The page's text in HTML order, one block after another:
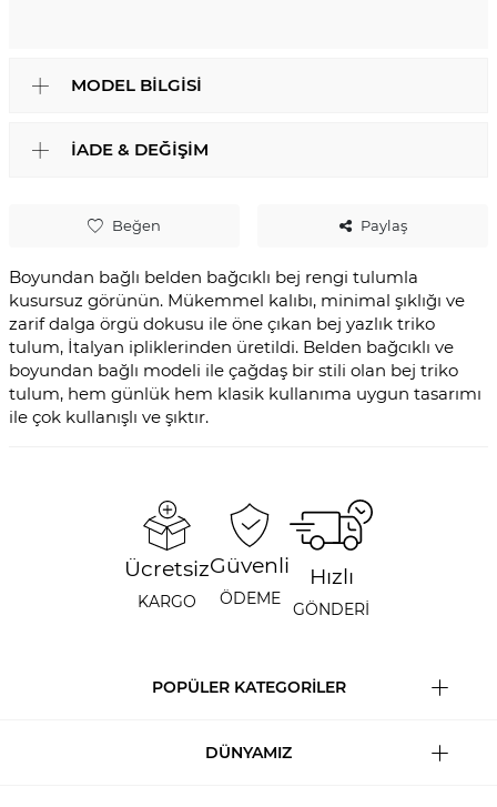
Beğen Paylaş
Boyundan bağlı belden bağcıklı bej rengi tulumla
kusursuz görünün. Mükemmel kalıbı, minimal şıklığı ve
zarif dalga örgü dokusu ile öne çıkan bej yazlık triko
tulum, İtalyan ipliklerinden üretildi. Belden bağcıklı ve
boyundan bağlı modeli ile çağdaş bir stili olan bej triko
tulum, hem günlük hem klasik kullanıma uygun tasarımı
ile çok kullanışlı ve şıktır.
MODEL BILGISI
İADE & DEĞIŞIM
Ücretsiz
KARGO
Güvenli
ÖDEME
Hızlı
GÖNDERİ
POPÜLER KATEGORİLER
DÜNYAMIZ